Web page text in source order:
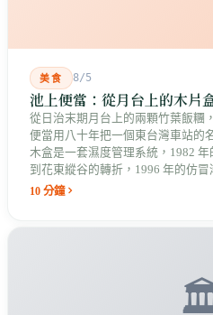
美食 8/5
池上便當：從月台上的木片
從日治末期月台上的兩顆竹葉飯糰
便當用八十年把一個東台灣車站的
木盒是一套濕度管理系統，1982
到花東縱谷的轉折，1996 年的仿冒
證明標章。
10 分鐘